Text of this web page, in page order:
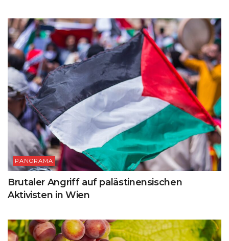
PANORAMA
Brutaler Angriff auf palästinensischen
Aktivisten in Wien